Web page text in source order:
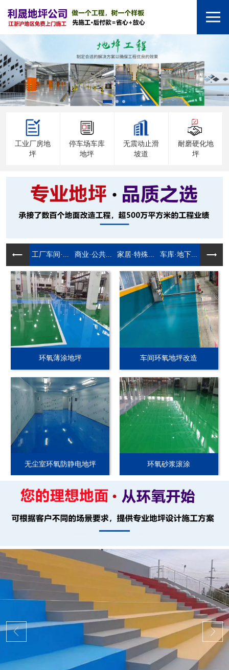
工业厂房地
坪
停车场车库
地坪
无震动止滑
坡道
耐磨硬化地
坪
工厂车间·... 商业·公共... 家居·特殊... 车库·地下...
环氧薄涂地坪 车间环氧地坪改造
无尘室环氧防静电地坪 环氧砂浆滚涂